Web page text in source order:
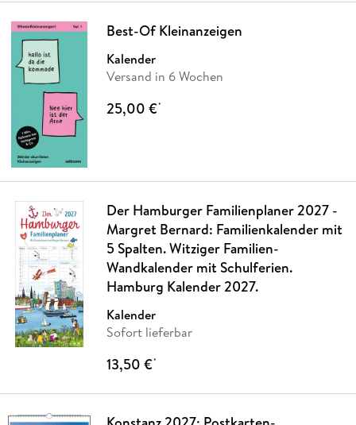
Best-Of Kleinanzeigen
Kalender
Versand in 6 Wochen
25,00 €*
Der Hamburger Familienplaner 2027 -
Margret Bernard: Familienkalender mit
5 Spalten. Witziger Familien-
Wandkalender mit Schulferien.
Hamburg Kalender 2027.
Kalender
Sofort lieferbar
13,50 €*